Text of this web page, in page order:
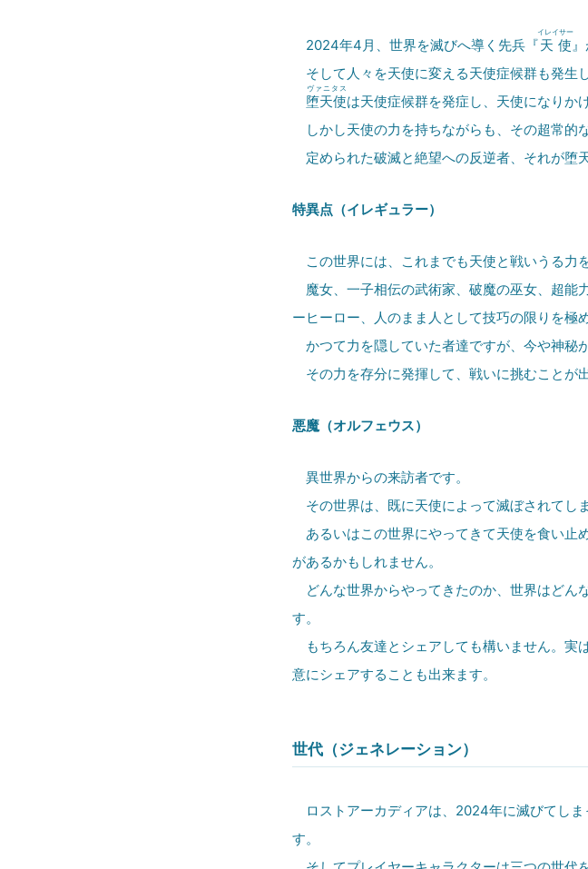
2024年4月、世界を滅びへ導く先兵『天使
イレイサー
そして人々を天使に変える天使症候群も発生し
堕天使
ヴァニタス
は天使症候群を発症し、天使になりか
しかし天使の力を持ちながらも、その超常
定められた破滅と絶望への反逆者、それが堕天
特異点（イレギュラー）
この世界には、これまでも天使と戦いうる力
魔女、一子相伝の武術家、破魔の巫女、超能
ーヒーロー、人のまま人として技巧の限りを極
かつて力を隠していた者達ですが、今や神秘
その力を存分に発揮して、戦いに挑むことが
悪魔（オルフェウス）
異世界からの来訪者です。
その世界は、既に天使によって滅ぼされてし
あるいはこの世界にやってきて天使を食い止
があるかもしれません。
どんな世界からやってきたのか、世界はどん
す。
もちろん友達とシェアしても構いません。実
意にシェアすることも出来ます。
世代（ジェネレーション）
ロストアーカディアは、2024年に滅びてし
す。